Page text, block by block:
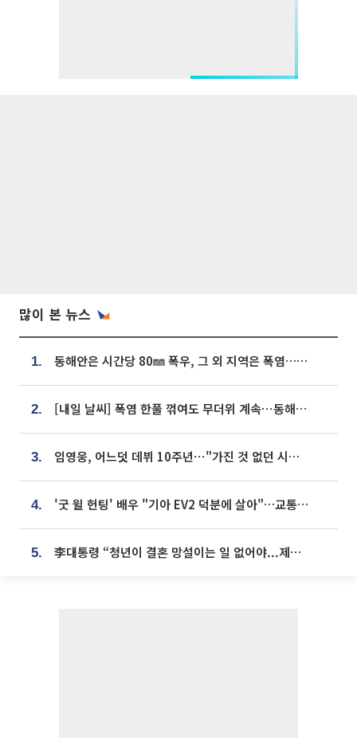
많이 본 뉴스
1. 동해안은 시간당 80㎜ 폭우, 그 외 지역은 폭염…‘극과 극 날씨’
2. [내일 날씨] 폭염 한풀 꺾여도 무더위 계속⋯동해안 이틀 연속 비
3. 임영웅, 어느덧 데뷔 10주년⋯"가진 것 없던 시절, 내 앞엔 20명의 팬뿐"
4. '굿 윌 헌팅' 배우 "기아 EV2 덕분에 살아"…교통사고 후 안전성 극찬
5. 李대통령 “청년이 결혼 망설이는 일 없어야...제도상 불이익 조사”